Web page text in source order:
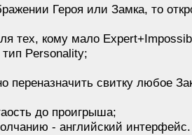
Героя или Замка, то
тех, кому мало
Personality;
переназначить свитку любое
до проигрыша;
- английский